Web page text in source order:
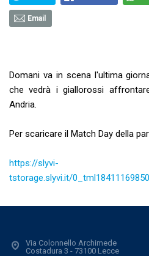
Email
Domani va in scena l'ultima
che vedrà i giallorossi
Andria.
Per scaricare il Match Day della
https://slyvi-
tstorage.slyvi.it/
Via Colonnello Archimede
Costadura 3 - 73100 Lecce